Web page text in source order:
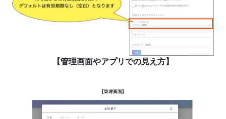
【管理画面やアプリでの見え方】